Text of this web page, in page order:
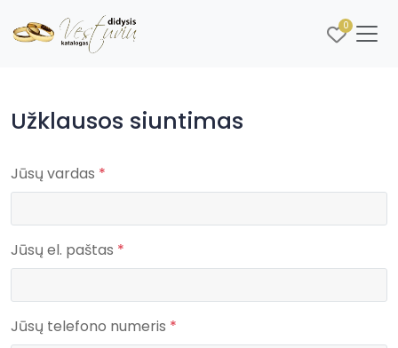
0
Užklausos siuntimas
Jūsų vardas *
Jūsų el. paštas *
Jūsų telefono numeris *